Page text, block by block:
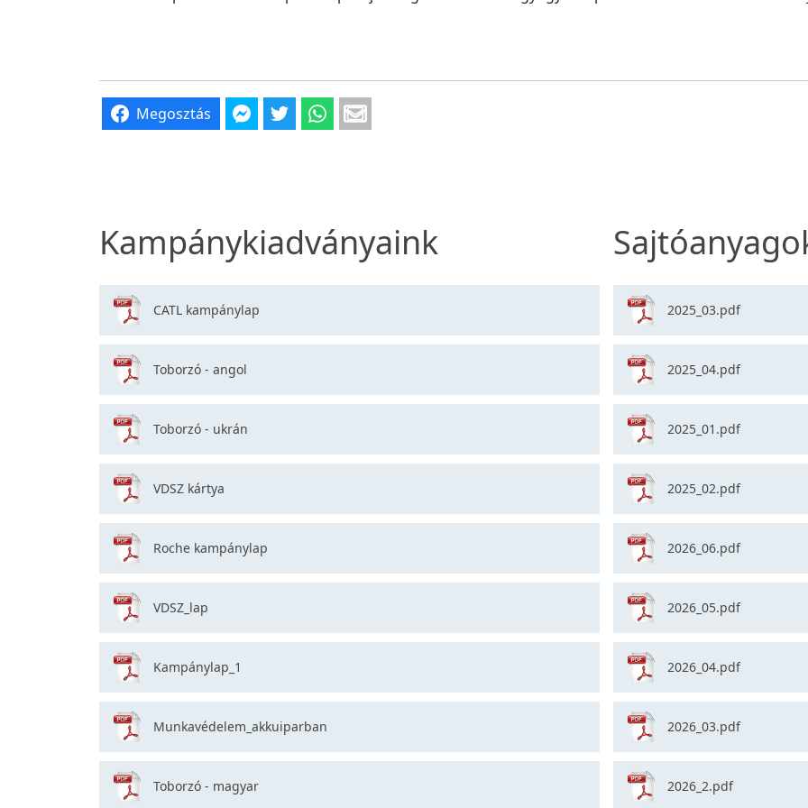
Megosztás
Kampánykiadványaink
CATL kampánylap
Toborzó - angol
Toborzó - ukrán
VDSZ kártya
Roche kampánylap
VDSZ_lap
Kampánylap_1
Munkavédelem_akkuiparban
Toborzó - magyar
2025_03.pdf
2025_04.pdf
2025_01.pdf
2025_02.pdf
2026_06.pdf
2026_05.pdf
2026_04.pdf
2026_03.pdf
2026_2.pdf